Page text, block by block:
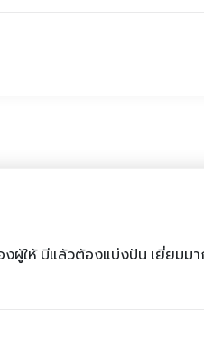
ให้ มีแล้วต้องแบ่งปัน เยี่ยมมา